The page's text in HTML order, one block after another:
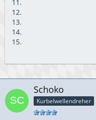
11.
12.
13.
14.
15.
Schoko
Kurbelwellendreher